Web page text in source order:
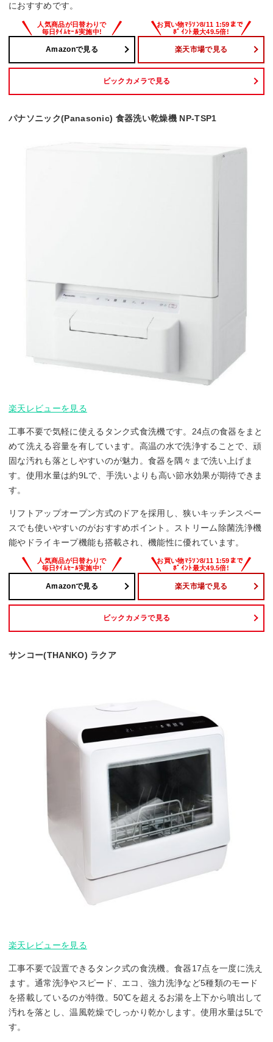
におすすめです。
Amazonで見る 楽天市場で見る
ビックカメラで見る
パナソニック(Panasonic) 食器洗い乾燥機 NP-TSP1
楽天レビューを見る
工事不要で気軽に使えるタンク式食洗機です。24点の食器をまと
めて洗える容量を有しています。高温の水で洗浄することで、頑
固な汚れも落としやすいのが魅力。食器を隅々まで洗い上げま
す。使用水量は約9Lで、手洗いよりも高い節水効果が期待できま
す。
リフトアップオープン方式のドアを採用し、狭いキッチンスペー
スでも使いやすいのがおすすめポイント。ストリーム除菌洗浄機
能やドライキープ機能も搭載され、機能性に優れています。
Amazonで見る 楽天市場で見る
ビックカメラで見る
サンコー(THANKO) ラクア
楽天レビューを見る
工事不要で設置できるタンク式の食洗機。食器17点を一度に洗え
ます。通常洗浄やスピード、エコ、強力洗浄など5種類のモード
を搭載しているのが特徴。50℃を超えるお湯を上下から噴出して
汚れを落とし、温風乾燥でしっかり乾かします。使用水量は5Lで
す。